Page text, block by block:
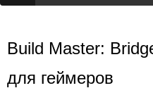
Build Master:
для геймеров